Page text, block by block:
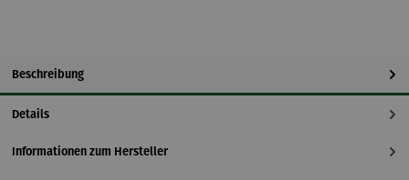
Beschreibung
Details
Informationen zum Hersteller